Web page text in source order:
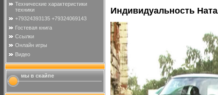
Технические характеристики
техники
+79324393135 +79324069143
Гостевая книга
Ссылки
Онлайн игры
Видео
мы в скайпе
Индивидуальность